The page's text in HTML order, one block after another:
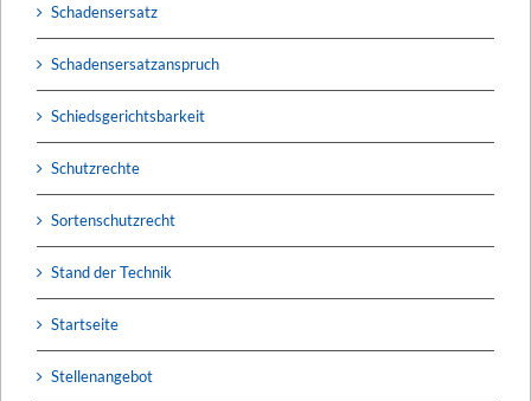
Schadensersatz
Schadensersatzanspruch
Schiedsgerichtsbarkeit
Schutzrechte
Sortenschutzrecht
Stand der Technik
Startseite
Stellenangebot